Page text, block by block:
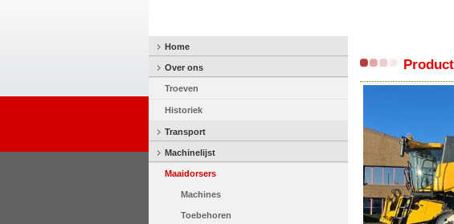
Home
Over ons
Troeven
Historiek
Transport
Machinelijst
Maaidorsers
Machines
Toebehoren